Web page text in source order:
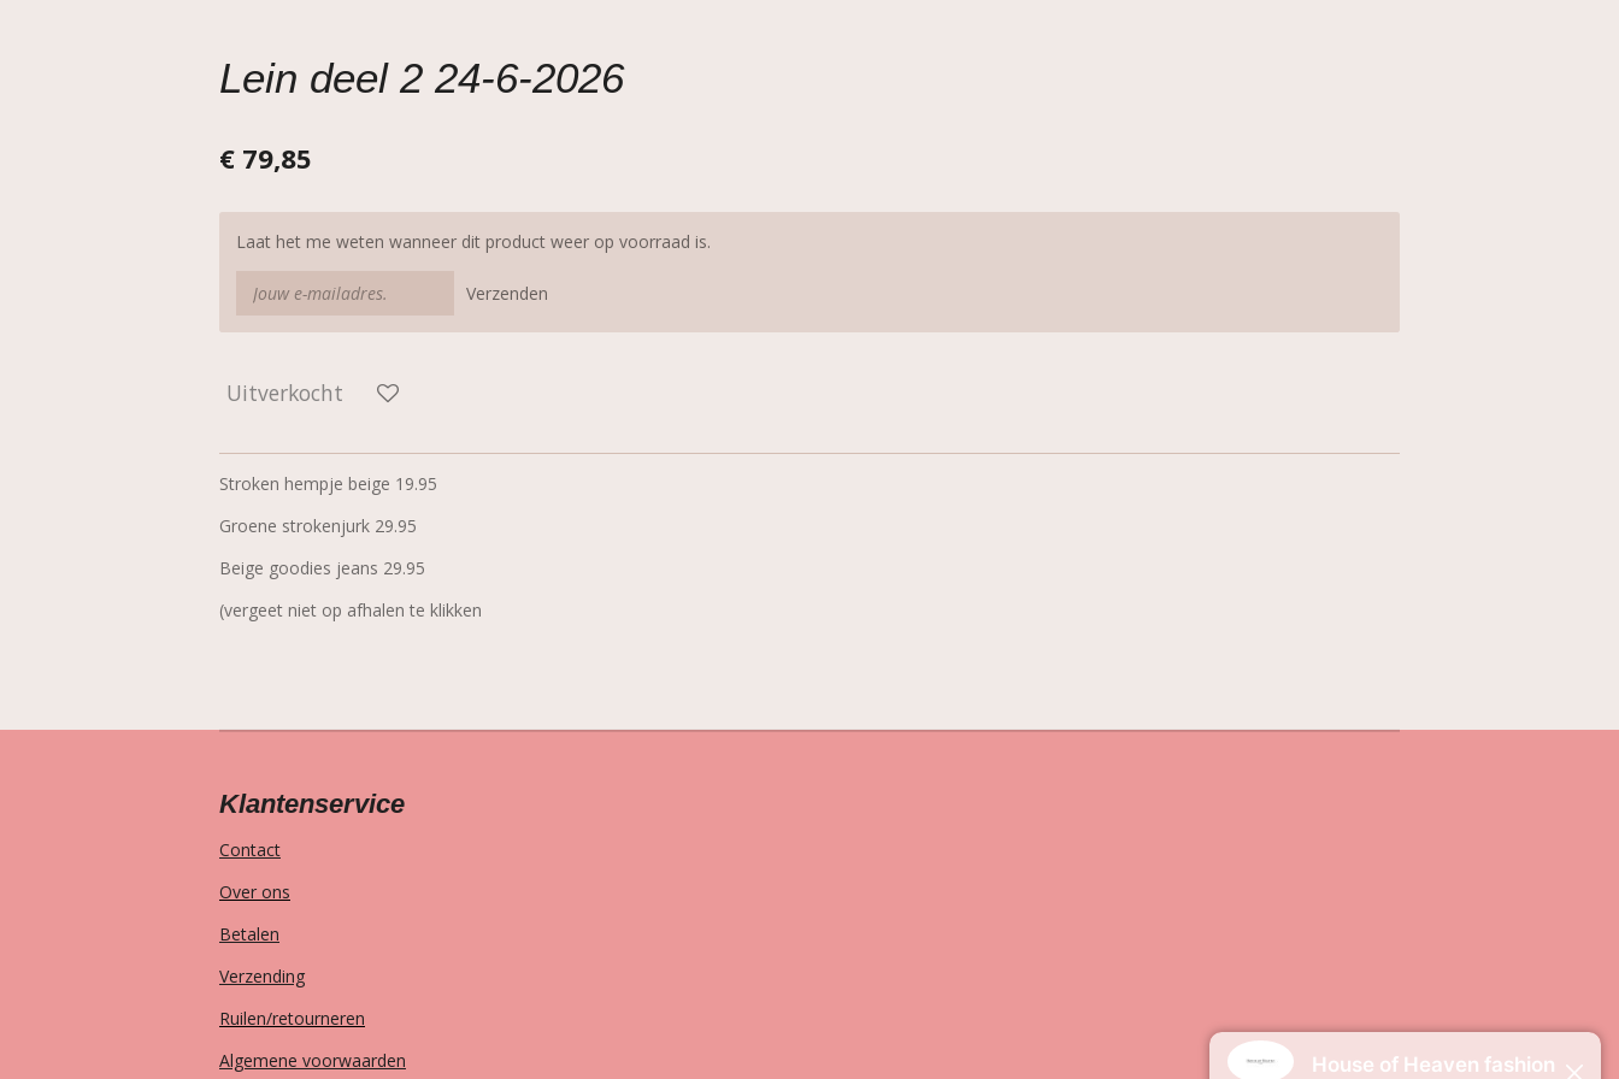
Lein deel 2 24-6-2026
€ 79,85
Laat het me weten wanneer dit product weer op voorraad is.
Verzenden
Uitverkocht
Stroken hempje beige 19.95
Groene strokenjurk 29.95
Beige goodies jeans 29.95
(vergeet niet op afhalen te klikken
Klantenservice
Contact
Over ons
Betalen
Verzending
Ruilen/retourneren
Algemene voorwaarden